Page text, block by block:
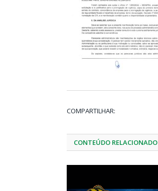
COMPARTILHAR:
CONTEÚDO RELACIONADO